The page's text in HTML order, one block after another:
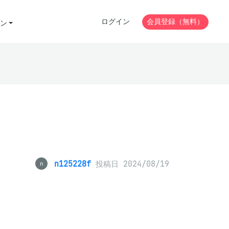
ログイン 会員登録（無料）
n n125228f 投稿日 2024/08/19